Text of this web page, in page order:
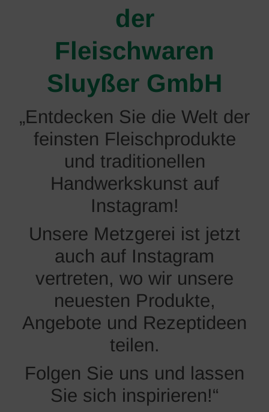
der
Fleischwaren
Sluyßer GmbH
„Entdecken Sie die Welt der
feinsten Fleischprodukte
und traditionellen
Handwerkskunst auf
Instagram!
Unsere Metzgerei ist jetzt
auch auf Instagram
vertreten, wo wir unsere
neuesten Produkte,
Angebote und Rezeptideen
teilen.
Folgen Sie uns und lassen
Sie sich inspirieren!“